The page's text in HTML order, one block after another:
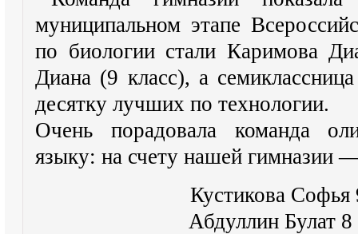
муниципальном этапе
по биологии стали Каримова
Диана (9 класс), а
десятку лучших по технологии.
Очень порадовала команда
языку: на счету нашей гимназии
Кустикова
Абдуллин Булат 8